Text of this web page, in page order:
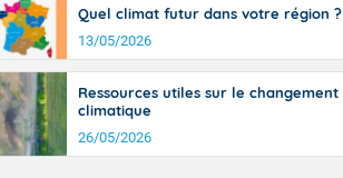
Quel climat futur dans votre région ?
13/05/2026
Ressources utiles sur le changement
climatique
26/05/2026